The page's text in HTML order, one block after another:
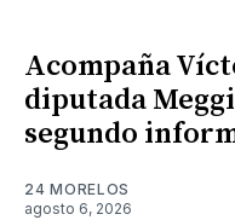
Acompaña
diputada
segundo
24 MORELOS
agosto 6, 2026